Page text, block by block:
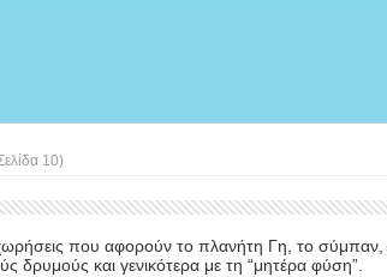
10)
που αφορούν το πλανήτη Γη, το σύμπαν,
δρυμούς και γενικότερα με τη “μητέρα φύση”.